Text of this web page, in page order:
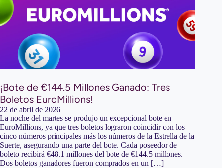
¡Bote de €144.5 Millones Ganado: Tres
Boletos EuroMillions!
22 de abril de 2026
La noche del martes se produjo un excepcional bote en
EuroMillions, ya que tres boletos lograron coincidir con los
cinco números principales más los números de la Estrella de la
Suerte, asegurando una parte del bote. Cada poseedor de
boleto recibirá €48.1 millones del bote de €144.5 millones.
Dos boletos ganadores fueron comprados en un […]